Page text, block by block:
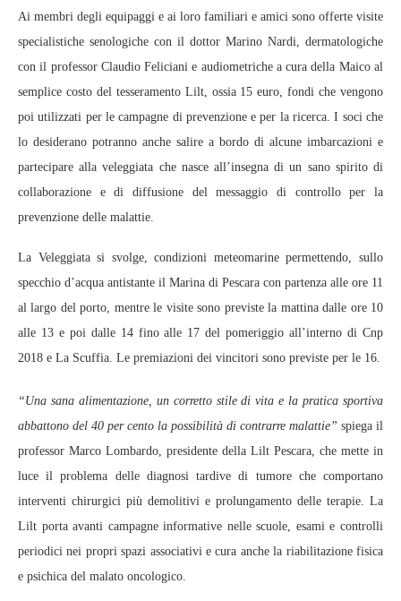
Ai membri degli equipaggi e ai loro familiari e amici sono offerte visite
specialistiche senologiche con il dottor Marino Nardi, dermatologiche
con il professor Claudio Feliciani e audiometriche a cura della Maico al
semplice costo del tesseramento Lilt, ossia 15 euro, fondi che vengono
poi utilizzati per le campagne di prevenzione e per la ricerca. I soci che
lo desiderano potranno anche salire a bordo di alcune imbarcazioni e
partecipare alla veleggiata che nasce all’insegna di un sano spirito di
collaborazione e di diffusione del messaggio di controllo per la
prevenzione delle malattie.
La Veleggiata si svolge, condizioni meteomarine permettendo, sullo
specchio d’acqua antistante il Marina di Pescara con partenza alle ore 11
al largo del porto, mentre le visite sono previste la mattina dalle ore 10
alle 13 e poi dalle 14 fino alle 17 del pomeriggio all’interno di Cnp
2018 e La Scuffia. Le premiazioni dei vincitori sono previste per le 16.
“Una sana alimentazione, un corretto stile di vita e la pratica sportiva
abbattono del 40 per cento la possibilità di contrarre malattie” spiega il
professor Marco Lombardo, presidente della Lilt Pescara, che mette in
luce il problema delle diagnosi tardive di tumore che comportano
interventi chirurgici più demolitivi e prolungamento delle terapie. La
Lilt porta avanti campagne informative nelle scuole, esami e controlli
periodici nei propri spazi associativi e cura anche la riabilitazione fisica
e psichica del malato oncologico.